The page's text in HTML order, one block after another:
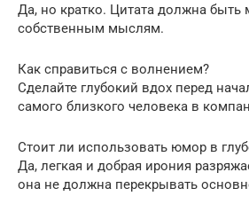
Да, но кратко. Цитата должна
собственным мыслям.
Как справиться с волнением?
Сделайте глубокий вдох перед
самого близкого человека в
Стоит ли использовать юмор в
Да, легкая и добрая ирония
она не должна перекрывать